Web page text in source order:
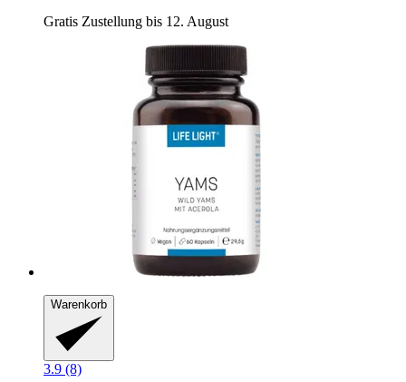
Gratis Zustellung bis 12. August
Warenkorb
3.9 (8)